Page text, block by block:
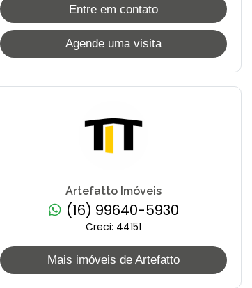
Entre em contato
Agende uma visita
Artefatto Imóveis
(16) 99640-5930
Creci: 44151
Mais imóveis de Artefatto